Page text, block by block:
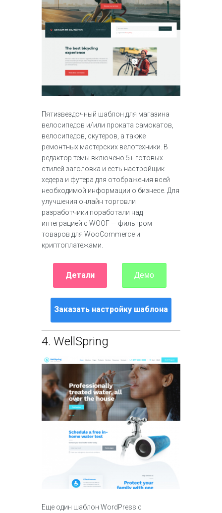
Пятизвездочный шаблон для магазина
велосипедов и/или проката самокатов,
велосипедов, скутеров, а также
ремонтных мастерских велотехники. В
редактор темы включено 5+ готовых
стилей заголовка и есть настройщик
хедера и футера для отображения всей
необходимой информации о бизнесе. Для
улучшения онлайн торговли
разработчики поработали над
интеграцией с WOOF — фильтром
товаров для WooCommerce и
криптоплатежами.
Детали Демо
Заказать настройку шаблона
4. WellSpring
Еще один шаблон WordPress с